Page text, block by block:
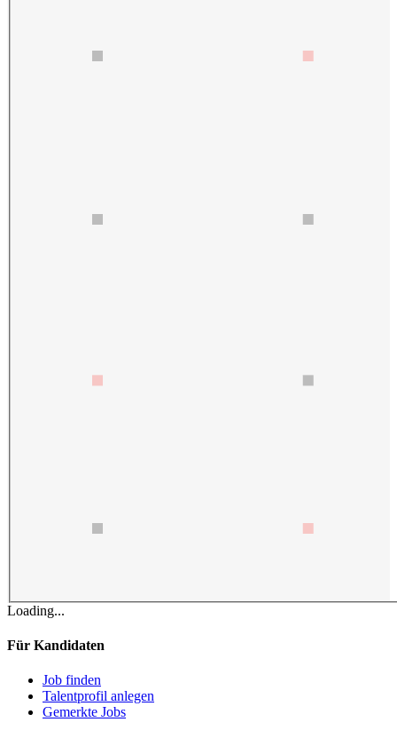
Loading...
Für Kandidaten
Job finden
Talentprofil anlegen
Gemerkte Jobs